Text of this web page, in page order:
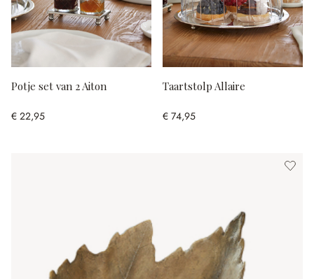
Potje set van 2 Aiton
€ 22,95
Taartstolp Allaire
€ 74,95